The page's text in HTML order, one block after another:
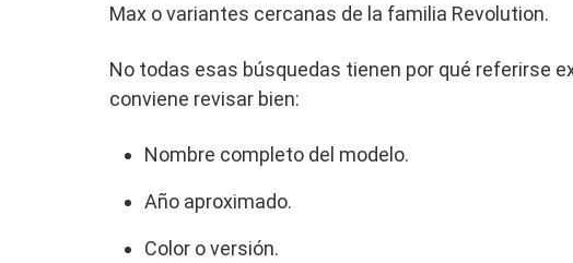
Max o variantes cercanas de la familia Revolution.
No todas esas búsquedas tienen por qué referirse
conviene revisar bien:
Nombre completo del modelo.
Año aproximado.
Color o versión.